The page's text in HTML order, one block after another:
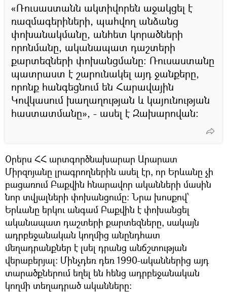
«Ռուսաստանն ակտիվորեն աջակցել է
ռազմագերիների, պահվող անձանց
փոխանակմանը, անհետ կորածների
որոնմանը, ականապատ դաշտերի
քարտեզների փոխանցմանը։ Ռուսաստանը
պատրաստ է շարունակել այդ ջանքերը,
որոնք հանգեցնում են Հարավային
Կովկասում խաղաղության և կայունության
հաստատմանը», - ասել է Զախարովան։
Օրերս ՀՀ արտգործնախարար Արարատ
Միրզոյանը լրագրողներին ասել էր, որ Երևանը չի
բացառում Բաքվին հնարավոր ականների մասին
նոր տվյալների փոխանցումը: Նրա խոսքով՝
Երևանը երկու անգամ Բաքվին է փոխանցել
ականապատ դաշտերի քարտեզները, սակայն
ադրբեջանական կողմից անընդհատ
մեղադրանքներ է լսել դրանց անճշտության
վերաբերյալ: Մինչդեռ դեռ 1990-ականներից այդ
տարածքներում եղել են հենց ադրբեջանական
կողմի տեղադրած ականները։